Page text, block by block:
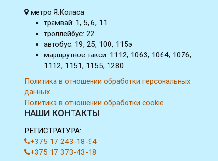
метро Я.Коласа
трамвай: 1, 5, 6, 11
троллейбус: 22
автобус: 19, 25, 100, 115э
маршрутное такси: 1112, 1063, 1064, 1076,
1112, 1151, 1155, 1280
Политика в отношении обработки персональных
данных
Политика в отношении обработки cookie
НАШИ КОНТАКТЫ
РЕГИСТРАТУРА:
+375 17 243-18-94
+375 17 373-43-18